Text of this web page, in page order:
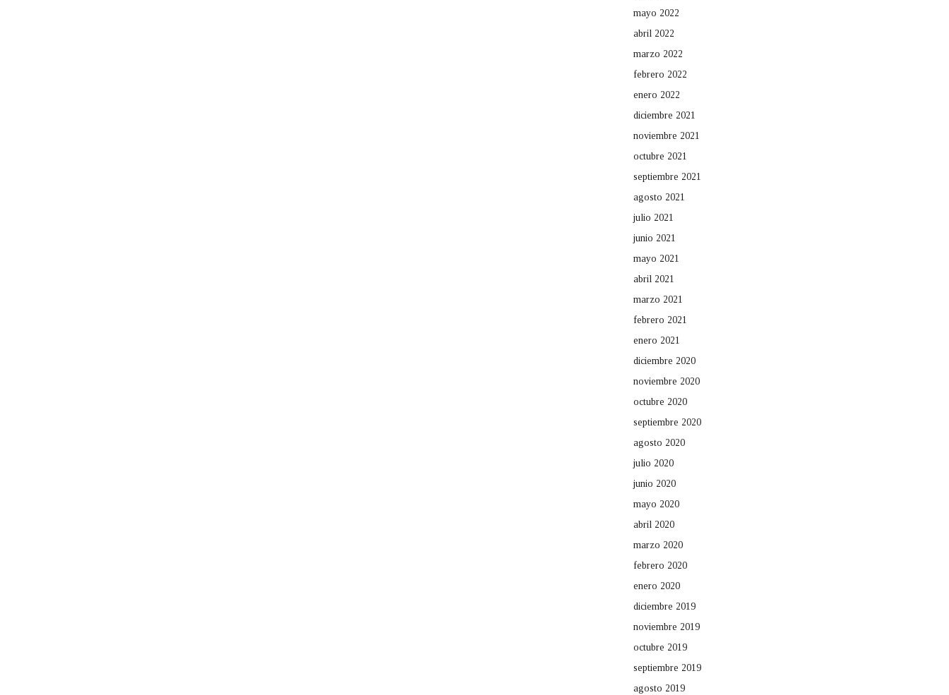
mayo 2022
abril 2022
marzo 2022
febrero 2022
enero 2022
diciembre 2021
noviembre 2021
octubre 2021
septiembre 2021
agosto 2021
julio 2021
junio 2021
mayo 2021
abril 2021
marzo 2021
febrero 2021
enero 2021
diciembre 2020
noviembre 2020
octubre 2020
septiembre 2020
agosto 2020
julio 2020
junio 2020
mayo 2020
abril 2020
marzo 2020
febrero 2020
enero 2020
diciembre 2019
noviembre 2019
octubre 2019
septiembre 2019
agosto 2019